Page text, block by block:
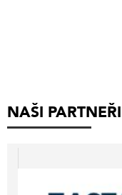
NAŠI PARTNEŘI